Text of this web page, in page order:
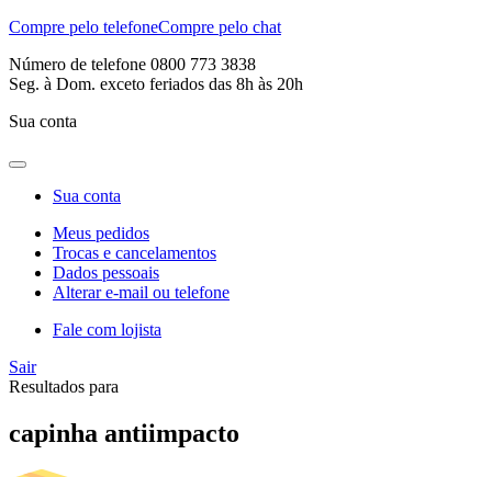
Compre pelo telefoneCompre pelo chat
Número de telefone 0800 773 3838
Seg. à Dom. exceto feriados das 8h às 20h
Sua conta
Sua conta
Meus pedidos
Trocas e cancelamentos
Dados pessoais
Alterar e-mail ou telefone
Fale com lojista
Sair
Resultados para
capinha antiimpacto